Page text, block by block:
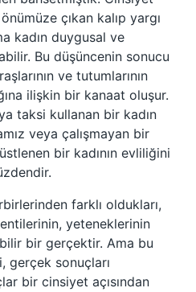
çıkan kalıp yargı
kadın duygusal ve
Bu düşüncenin sonucu
ve tutumlarının
ilişkin bir kanaat oluşur.
taksi kullanan bir kadın
veya çalışmayan bir
bir kadının evliliğini
farklı oldukları,
yeteneklerinin
bir gerçektir. Ama bu
gerçek sonuçları
bir cinsiyet açısından